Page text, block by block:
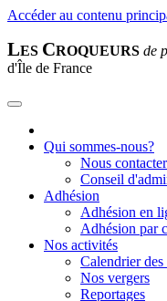
Accéder au contenu
LES CROQUEURS de
d'Île de France
Qui sommes-nous?
Nous contacter
Conseil
Adhésion
Adhésion en
Adhésion par
Nos activités
Calendrier des
Nos vergers
Reportages